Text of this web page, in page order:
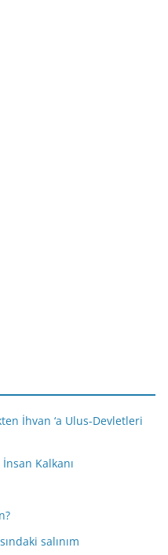
İhvan ‘a Ulus-Devletleri
Kalkanı
salınım